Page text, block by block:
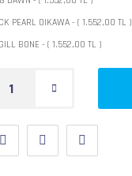
PEARL OIKAWA - ( 1.552,00 TL )
BONE - ( 1.552,00 TL )